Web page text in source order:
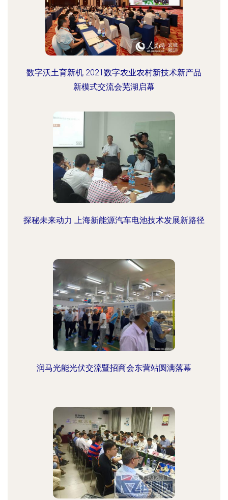
数字沃土育新机 2021数字农业农村新技术新产品
新模式交流会芜湖启幕
探秘未来动力 上海新能源汽车电池技术发展新路径
润马光能光伏交流暨招商会东营站圆满落幕